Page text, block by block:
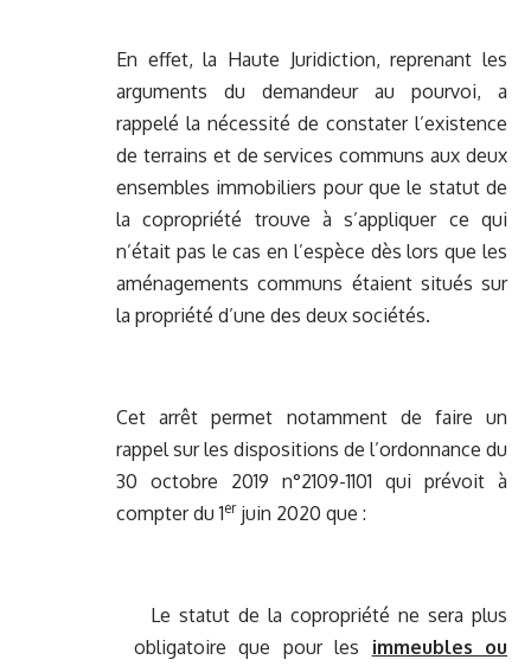
En effet, la Haute Juridiction, reprenant les
arguments du demandeur au pourvoi, a
rappelé la nécessité de constater l’existence
de terrains et de services communs aux deux
ensembles immobiliers pour que le statut de
la copropriété trouve à s’appliquer ce qui
n’était pas le cas en l’espèce dès lors que les
aménagements communs étaient situés sur
la propriété d’une des deux sociétés.
Cet arrêt permet notamment de faire un
rappel sur les dispositions de l’ordonnance du
30 octobre 2019 n°2109-1101 qui prévoit à
compter du 1erjuin 2020 que :
Le statut de la copropriété ne sera plus
obligatoire que pour les immeubles ou